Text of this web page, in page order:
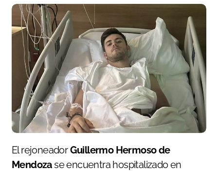
El rejoneadorGuillermo Hermoso de
Mendozase encuentra hospitalizado en